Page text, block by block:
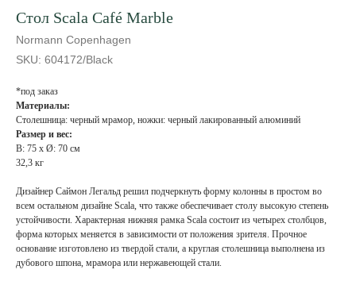
Стол Scala Café Marble
Normann Copenhagen
SKU: 604172/Black
*под заказ
Материалы:
Столешница: черный мрамор, ножки: черный лакированный алюминий
Размер и вес:
В: 75 x Ø: 70 см
32,3 кг
Дизайнер Саймон Легальд решил подчеркнуть форму колонны в простом во
всем остальном дизайне Scala, что также обеспечивает столу высокую степень
устойчивости. Характерная нижняя рамка Scala состоит из четырех столбцов,
форма которых меняется в зависимости от положения зрителя. Прочное
основание изготовлено из твердой стали, а круглая столешница выполнена из
дубового шпона, мрамора или нержавеющей стали.